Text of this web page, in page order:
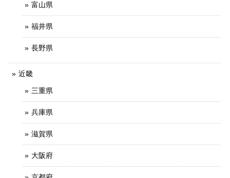
富山県
福井県
長野県
近畿
三重県
兵庫県
滋賀県
大阪府